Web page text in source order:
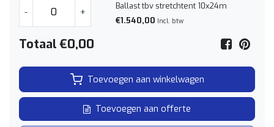
- +
Ballast tbv stretchtent 10x24m
€1.540,00 Incl. btw
Totaal€0,00
Toevoegen aan winkelwagen
Toevoegen aan offerte